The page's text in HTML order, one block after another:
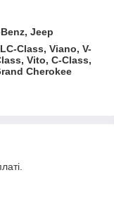
Jeep
Class, Viano, V-
Vito, C-Class,
Cherokee